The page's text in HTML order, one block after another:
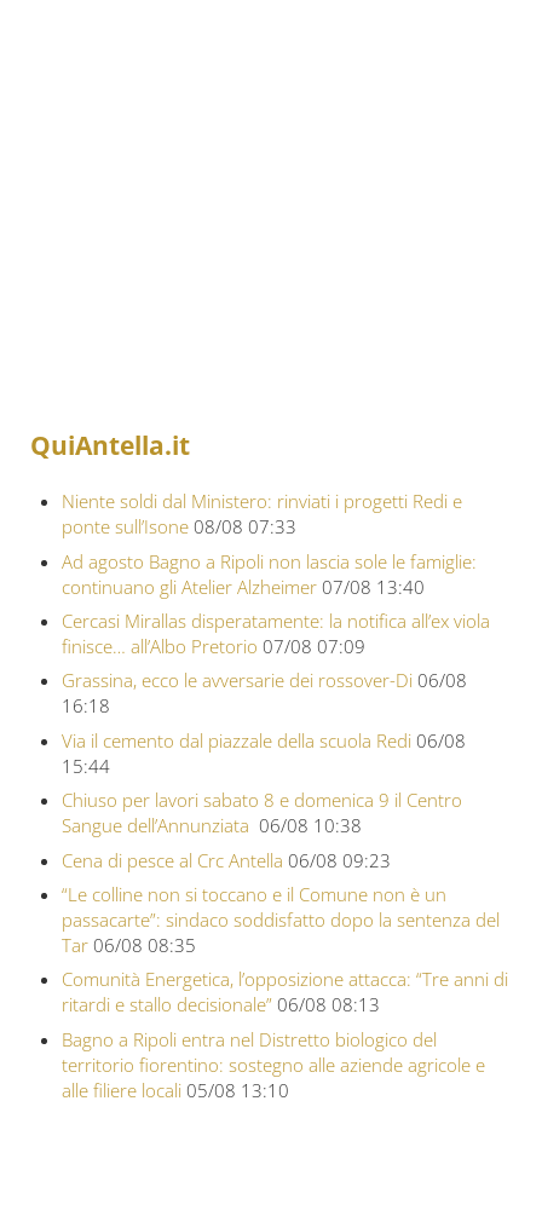
QuiAntella.it
Niente soldi dal Ministero: rinviati i progetti Redi e
ponte sull’Isone 08/08 07:33
Ad agosto Bagno a Ripoli non lascia sole le famiglie:
continuano gli Atelier Alzheimer 07/08 13:40
Cercasi Mirallas disperatamente: la notifica all’ex viola
finisce… all’Albo Pretorio 07/08 07:09
Grassina, ecco le avversarie dei rossover-Di 06/08
16:18
Via il cemento dal piazzale della scuola Redi 06/08
15:44
Chiuso per lavori sabato 8 e domenica 9 il Centro
Sangue dell’Annunziata 06/08 10:38
Cena di pesce al Crc Antella 06/08 09:23
“Le colline non si toccano e il Comune non è un
passacarte”: sindaco soddisfatto dopo la sentenza del
Tar 06/08 08:35
Comunità Energetica, l’opposizione attacca: “Tre anni di
ritardi e stallo decisionale” 06/08 08:13
Bagno a Ripoli entra nel Distretto biologico del
territorio fiorentino: sostegno alle aziende agricole e
alle filiere locali 05/08 13:10